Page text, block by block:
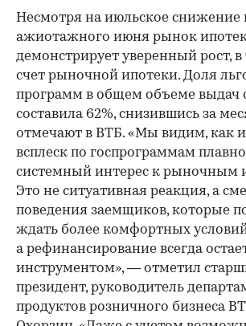
Несмотря на июльское снижение
ажиотажного июня рынок
демонстрирует уверенный рост, в
счет рыночной ипотеки. Доля
программ в общем объеме выдач
составила 62%, снизившись за
отмечают в ВТБ. «Мы видим, как
всплеск по госпрограммам
системный интерес к рыночным
Это не ситуативная реакция, а
поведения заемщиков, которые
ждать более комфортных
а рефинансирование всегда
инструментом», — отметил
президент, руководитель
продуктов розничного бизнеса